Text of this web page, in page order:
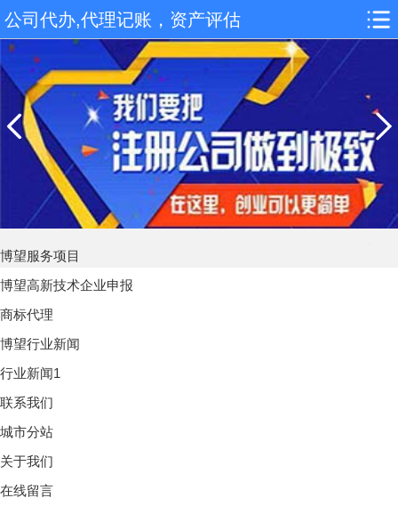
公司代办,代理记账，资产评估
博望服务项目
博望高新技术企业申报
商标代理
博望行业新闻
行业新闻1
联系我们
城市分站
关于我们
在线留言